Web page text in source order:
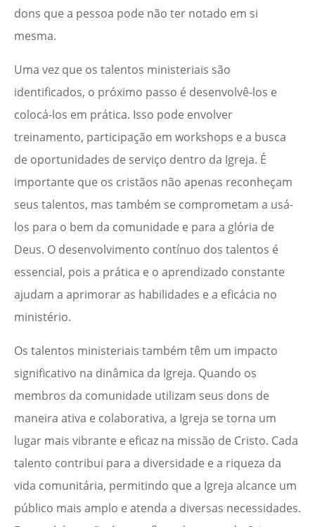
dons que a pessoa pode não ter notado em si
mesma.
Uma vez que os talentos ministeriais são
identificados, o próximo passo é desenvolvê-los e
colocá-los em prática. Isso pode envolver
treinamento, participação em workshops e a busca
de oportunidades de serviço dentro da Igreja. É
importante que os cristãos não apenas reconheçam
seus talentos, mas também se comprometam a usá-
los para o bem da comunidade e para a glória de
Deus. O desenvolvimento contínuo dos talentos é
essencial, pois a prática e o aprendizado constante
ajudam a aprimorar as habilidades e a eficácia no
ministério.
Os talentos ministeriais também têm um impacto
significativo na dinâmica da Igreja. Quando os
membros da comunidade utilizam seus dons de
maneira ativa e colaborativa, a Igreja se torna um
lugar mais vibrante e eficaz na missão de Cristo. Cada
talento contribui para a diversidade e a riqueza da
vida comunitária, permitindo que a Igreja alcance um
público mais amplo e atenda a diversas necessidades.